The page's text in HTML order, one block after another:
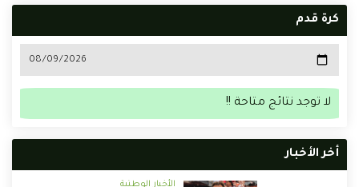
كرة قدم
لا توجد نتائج متاحة !!
أخر الأخبار
الأخبار الوطنية